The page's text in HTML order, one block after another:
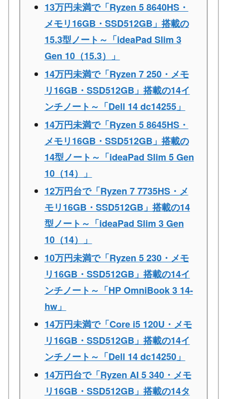
13万円未満で「Ryzen 5 8640HS・
メモリ16GB・SSD512GB」搭載の
15.3型ノート～「ideaPad Slim 3
Gen 10（15.3）」
14万円未満で「Ryzen 7 250・メモ
リ16GB・SSD512GB」搭載の14イ
ンチノート～「Dell 14 dc14255」
14万円未満で「Ryzen 5 8645HS・
メモリ16GB・SSD512GB」搭載の
14型ノート～「ideaPad Slim 5 Gen
10（14）」
12万円台で「Ryzen 7 7735HS・メ
モリ16GB・SSD512GB」搭載の14
型ノート～「ideaPad Slim 3 Gen
10（14）」
10万円未満で「Ryzen 5 230・メモ
リ16GB・SSD512GB」搭載の14イ
ンチノート～「HP OmniBook 3 14-
hw」
14万円未満で「Core i5 120U・メモ
リ16GB・SSD512GB」搭載の14イ
ンチノート～「Dell 14 dc14250」
14万円台で「Ryzen AI 5 340・メモ
リ16GB・SSD512GB」搭載の14タ